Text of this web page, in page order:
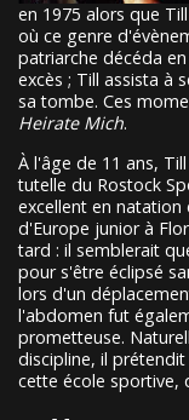
en 1975 alors que
où ce genre
patriarche décéda
excès ; Till assista à
sa tombe. Ces
Heirate Mich.
À l'âge de 11 ans,
tutelle du Rostock
excellent en
d'Europe junior à
tard : il semblerait
pour s'être éclipsé
lors d'un
l'abdomen fut
prometteuse.
discipline, il
cette école sportive,